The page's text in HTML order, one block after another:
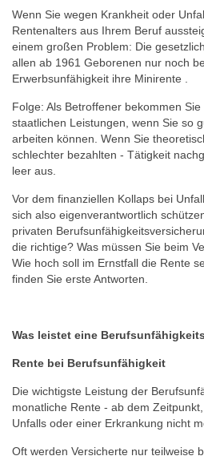
Wenn Sie wegen Krankheit oder
Rentenalters aus Ihrem Beruf
einem großen Problem: Die
allen ab 1961 Geborenen nur noch
Erwerbsunfähigkeit ihre Minirente .
Folge: Als Betroffener bekommen
staatlichen Leistungen, wenn Sie so
arbeiten können. Wenn Sie
schlechter bezahlten - Tätigkeit
leer aus.
Vor dem finanziellen Kollaps bei
sich also eigenverantwortlich
privaten
die richtige? Was müssen Sie beim
Wie hoch soll im Ernstfall die Rente
finden Sie erste Antworten.
Was leistet eine
Rente bei Berufsunfähigkeit
Die wichtigste Leistung der
monatliche Rente - ab dem
Unfalls oder einer Erkrankung nicht
Oft werden Versicherte nur teilweise